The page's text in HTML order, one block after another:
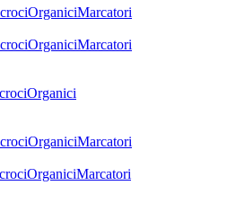
OrganiciMarcatori
OrganiciMarcatori
Organici
OrganiciMarcatori
OrganiciMarcatori